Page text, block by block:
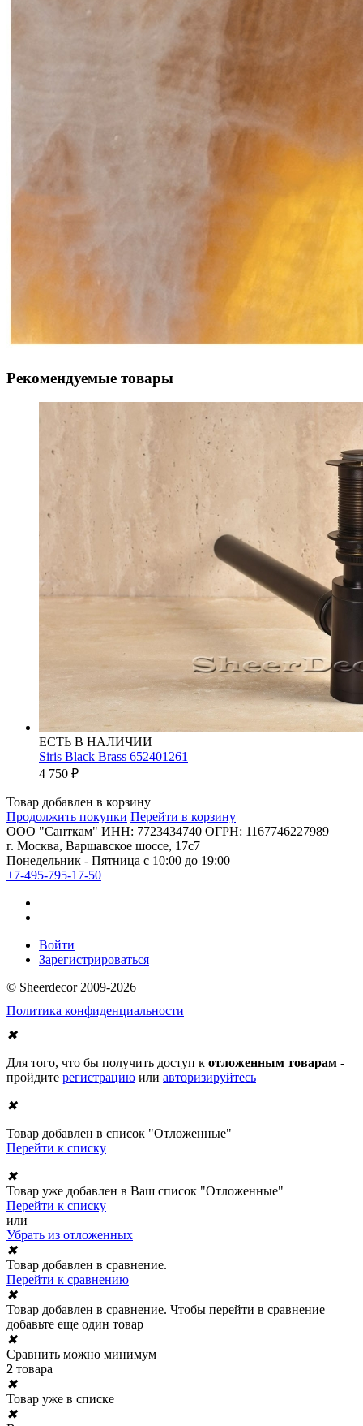
Рекомендуемые товары
ЕСТЬ В НАЛИЧИИ
Siris Black Brass 652401261
4 750 ₽
Товар добавлен в корзину
Продолжить покупки Перейти в корзину
ООО "Санткам" ИНН: 7723434740 ОГРН: 1167746227989
г. Москва, Варшавское шоссе, 17с7
Понедельник - Пятница с 10:00 до 19:00
+7-495-795-17-50
Войти
Зарегистрироваться
© Sheerdecor 2009-2026
Политика конфиденциальности
✖
Для того, что бы получить доступ к отложенным товарам -
пройдите регистрацию или авторизируйтесь
✖
Товар добавлен в список "Отложенные"
Перейти к списку
✖
Товар уже добавлен в Ваш список "Отложенные"
Перейти к списку
или
Убрать из отложенных
✖
Товар добавлен в сравнение.
Перейти к сравнению
✖
Товар добавлен в сравнение. Чтобы перейти в сравнение
добавьте еще один товар
✖
Сравнить можно минимум
2 товара
✖
Товар уже в списке
✖